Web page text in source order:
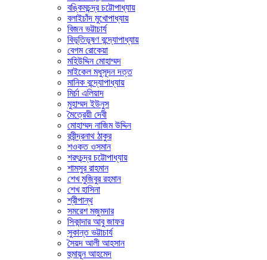
বঙ্কিমচন্দ্র চট্টোপাধ্যায়
বলাইচাঁদ মুখোপাধ্যায়
বিজন ভট্টাচার্য
বিভূতিভূষণ বন্দ্যোপাধ্যায়
বেগম রোকেয়া
মহিউদ্দিন মোহাম্মদ
মাইকেল মধুসূদন দত্ত
মানিক বন্দ্যোপাধ্যায়
মির্চা এলিয়াদ
মুহাম্মদ ইউনুস
মৈত্রেয়ী দেবী
মোহাম্মদ নাজিম উদ্দিন
রবীন্দ্রনাথ ঠাকুর
শওকত ওসমান
শরৎচন্দ্র চট্টোপাধ্যায়
শামসুর রাহমান
শেখ মুজিবুর রহমান
শেখ হাসিনা
শ্রীপান্থ
সমরেশ মজুমদার
সিকান্দার আবু জাফর
সুকান্ত ভট্টাচার্য
সৈয়দ আলী আহসান
হুমায়ূন আহমেদ